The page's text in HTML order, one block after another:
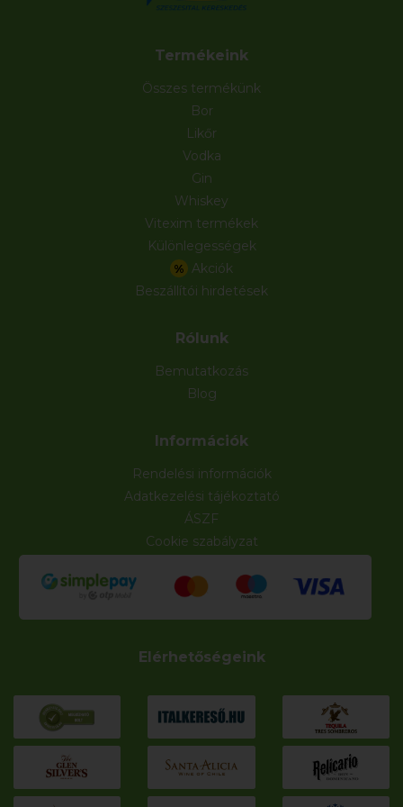
Termékeink
Összes termékünk
Bor
Likőr
Vodka
Gin
Whiskey
Vitexim termékek
Különlegességek
% Akciók
Beszállítói hirdetések
Rólunk
Bemutatkozás
Blog
Információk
Rendelési információk
Adatkezelési tájékoztató
ÁSZF
Cookie szabályzat
Elérhetőségeink